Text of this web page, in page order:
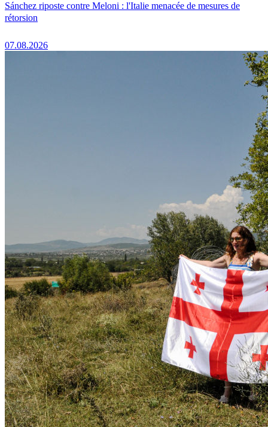
Sánchez riposte contre Meloni : l'Italie menacée de mesures de
rétorsion
07.08.2026